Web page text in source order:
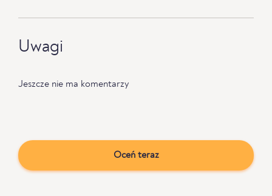
Uwagi
Jeszcze nie ma komentarzy
Oceń teraz